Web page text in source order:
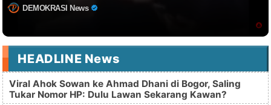
DEMOKRASI News
HEADLINE News
Viral Ahok Sowan ke Ahmad Dhani di Bogor, Saling
Tukar Nomor HP: Dulu Lawan Sekarang Kawan?